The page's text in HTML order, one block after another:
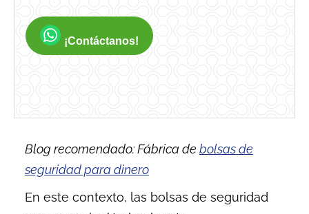
¡Contáctanos!
Blog recomendado: Fábrica de bolsas de
seguridad para dinero
En este contexto, las bolsas de seguridad